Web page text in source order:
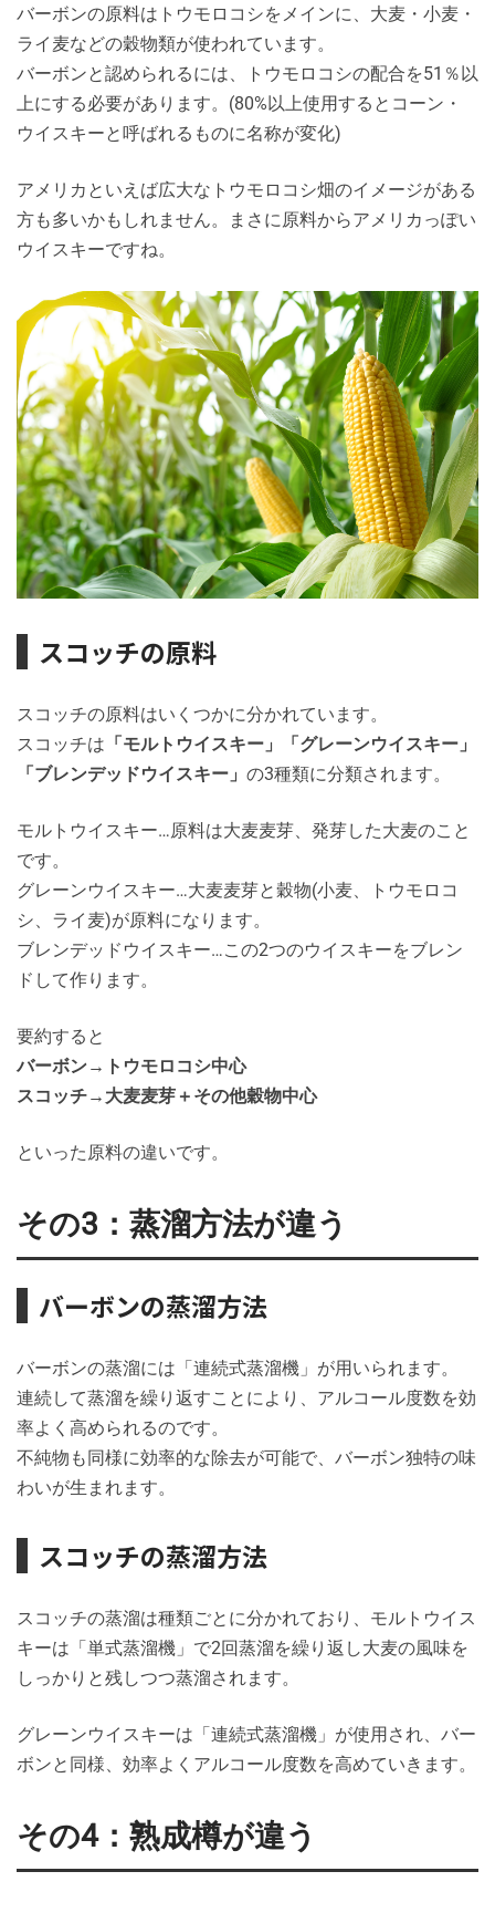
バーボンの原料はトウモロコシをメインに、大麦・小麦・
ライ麦などの穀物類が使われています。
バーボンと認められるには、トウモロコシの配合を51％以
上にする必要があります。(80%以上使用するとコーン・
ウイスキーと呼ばれるものに名称が変化)
アメリカといえば広大なトウモロコシ畑のイメージがある
方も多いかもしれません。まさに原料からアメリカっぽい
ウイスキーですね。
スコッチの原料
スコッチの原料はいくつかに分かれています。
スコッチは 「モルトウイスキー」「グレーンウイスキー」
「ブレンデッドウイスキー」 の3種類に分類されます。
モルトウイスキー…原料は大麦麦芽、発芽した大麦のこと
です。
グレーンウイスキー…大麦麦芽と穀物(小麦、トウモロコ
シ、ライ麦)が原料になります。
ブレンデッドウイスキー…この2つのウイスキーをブレン
ドして作ります。
要約すると
バーボン→トウモロコシ中心
スコッチ→大麦麦芽＋その他穀物中心
といった原料の違いです。
その3：蒸溜方法が違う
バーボンの蒸溜方法
バーボンの蒸溜には「連続式蒸溜機」が用いられます。
連続して蒸溜を繰り返すことにより、アルコール度数を効
率よく高められるのです。
不純物も同様に効率的な除去が可能で、バーボン独特の味
わいが生まれます。
スコッチの蒸溜方法
スコッチの蒸溜は種類ごとに分かれており、モルトウイス
キーは「単式蒸溜機」で2回蒸溜を繰り返し大麦の風味を
しっかりと残しつつ蒸溜されます。
グレーンウイスキーは「連続式蒸溜機」が使用され、バー
ボンと同様、効率よくアルコール度数を高めていきます。
その4：熟成樽が違う